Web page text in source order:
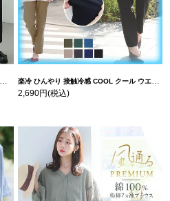
楽冷 ひんやり 接触冷感 COOL クール ウエストゴム 楽ちん ストレッチ 美脚 レギパン 【ストレッチ】 | 大きいサイズの通販ならハッピーマリリン
2,690円(税込)